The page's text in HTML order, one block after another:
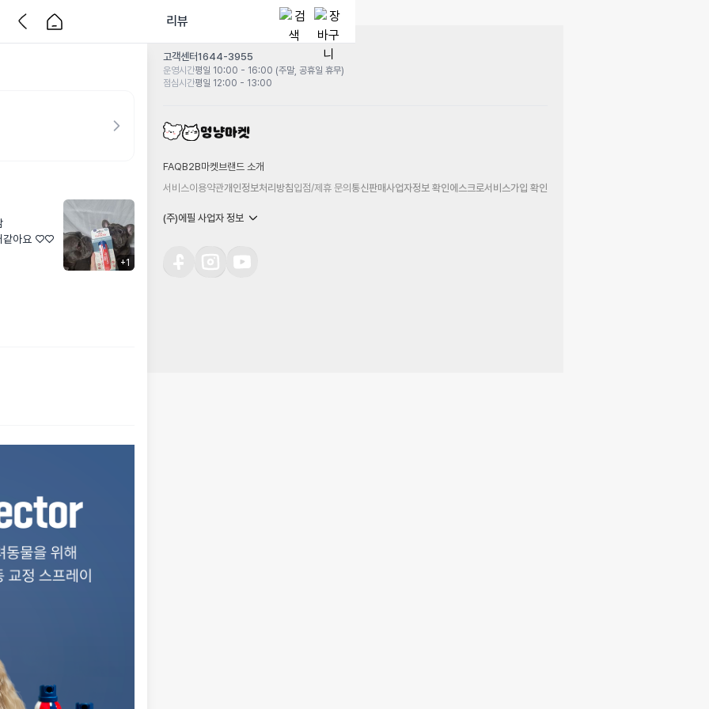
리뷰
+1
같아요 ♡♡
고객센터1644-3955
운영시간평일 10:00 - 16:00 (주말, 공휴일 휴무)
점심시간평일 12:00 - 13:00
FAQB2B마켓 브랜드 소개
서비스이용약관개인정보처리방침입점/제휴 문의통신판매사업자정보 확인에스크로서비스가입 확인
(주)에필 사업자 정보